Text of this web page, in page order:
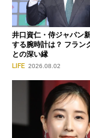
井口資仁・侍ジャパン
する腕時計は？ フラン
との深い縁
LIFE 2026.08.02